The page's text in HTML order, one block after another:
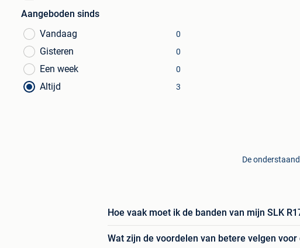
Aangeboden sinds
Vandaag
0
Gisteren 0
Een week 0
Altijd 3
De
Hoe vaak moet ik de banden van mijn SLK
Wat zijn de voordelen van betere velgen voor